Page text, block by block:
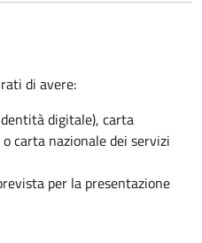
di avere:
digitale), carta
carta nazionale dei servizi
per la presentazione